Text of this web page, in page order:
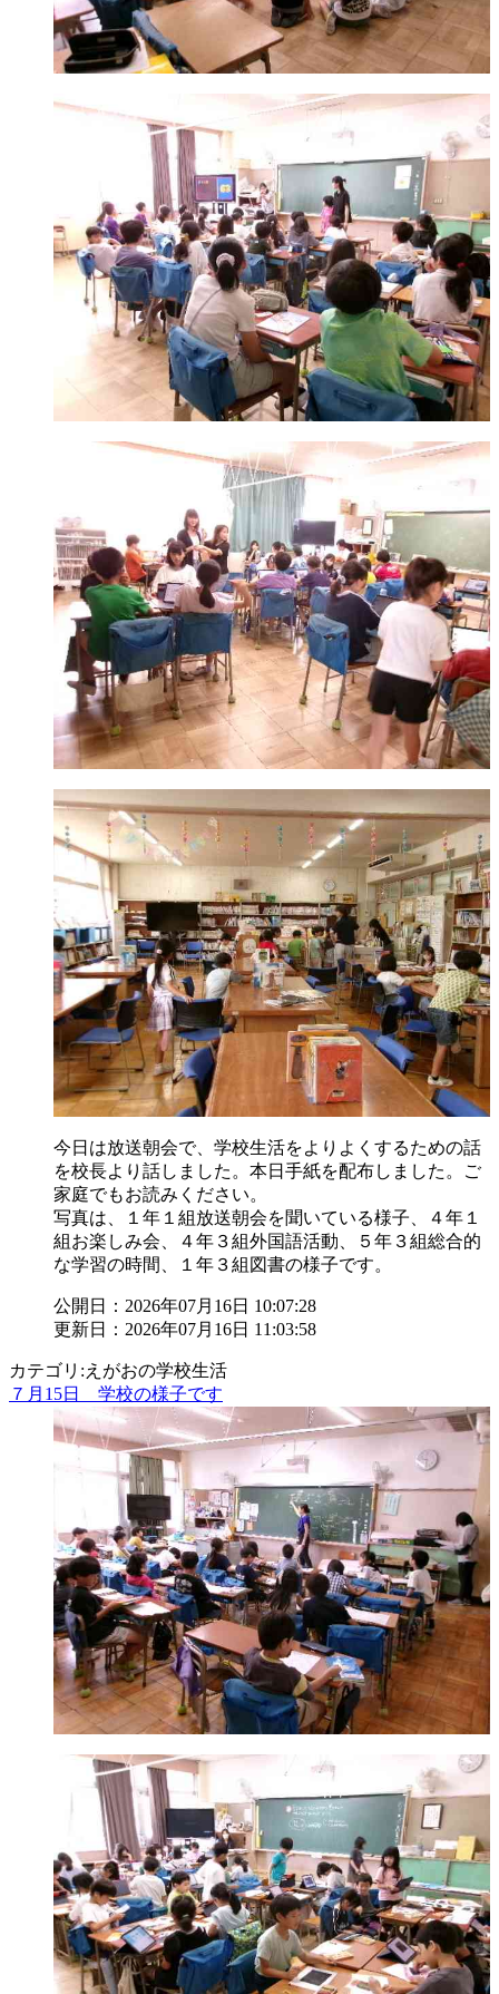
今日は放送朝会で、学校生活をよりよくするための話
を校長より話しました。本日手紙を配布しました。ご
家庭でもお読みください。
写真は、１年１組放送朝会を聞いている様子、４年１
組お楽しみ会、４年３組外国語活動、５年３組総合的
な学習の時間、１年３組図書の様子です。
公開日：2026年07月16日 10:07:28
更新日：2026年07月16日 11:03:58
カテゴリ:えがおの学校生活
７月15日 学校の様子です